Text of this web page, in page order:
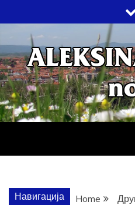
to
content
ДРУШТВО,
СПОРТ,
Навигација Home